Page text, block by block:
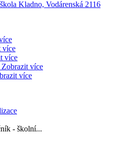
více
více
Zobrazit více
více
- školní...